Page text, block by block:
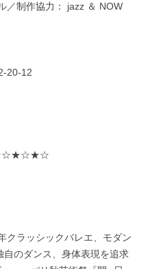
／制作協力： jazz ＆ NOW
20-12
クラッシックバレエ、モダン
のダンス、身体表現を追求